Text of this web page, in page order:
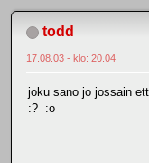
todd
17.08.03 - klo: 20.04
joku sano jo jossain
:? :o